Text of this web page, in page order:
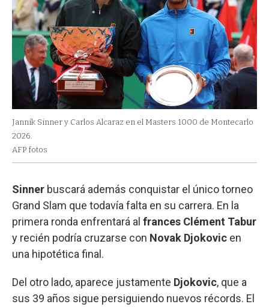
Jannik Sinner y Carlos Alcaraz en el Masters 1000 de Montecarlo
2026.
AFP fotos
Sinner buscará además conquistar el único torneo
Grand Slam que todavía falta en su carrera. En la
primera ronda enfrentará al frances Clément Tabur
y recién podría cruzarse con Novak Djokovic en
una hipotética final.
Del otro lado, aparece justamente Djokovic, que a
sus 39 años sigue persiguiendo nuevos récords. El